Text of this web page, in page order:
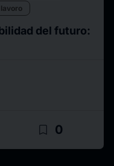
del futuro:
bookmark_border 0